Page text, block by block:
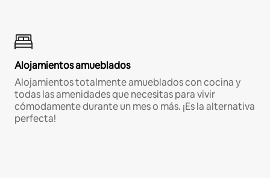
Alojamientos amueblados
Alojamientos totalmente amueblados con cocina y
todas las amenidades que necesitas para vivir
cómodamente durante un mes o más. ¡Es la alternativa
perfecta!